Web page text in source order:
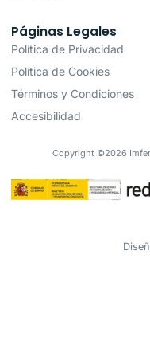
Páginas Legales
Política de Privacidad
Política de Cookies
Términos y Condiciones
Accesibilidad
Copyright ©2026